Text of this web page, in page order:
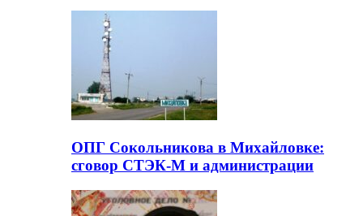
ОПГ Сокольникова в Михайловке:
сговор СТЭК-М и администрации